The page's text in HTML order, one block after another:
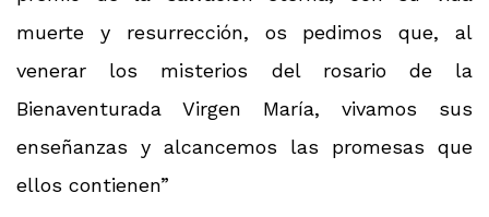
muerte y resurrección, os pedimos que, al
venerar los misterios del rosario de la
Bienaventurada Virgen María, vivamos sus
enseñanzas y alcancemos las promesas que
ellos contienen”